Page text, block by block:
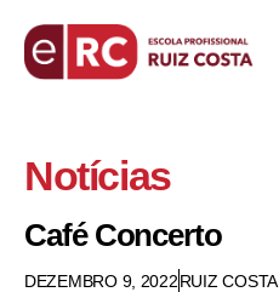
Notícias
Café Concerto
DEZEMBRO 9, 2022RUIZ COSTA